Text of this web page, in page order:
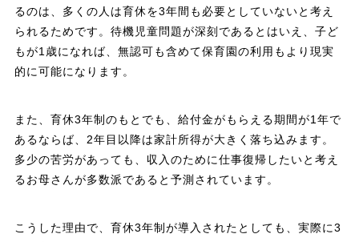
るのは、多くの人は育休を3年間も必要としていないと考え
られるためです。待機児童問題が深刻であるとはいえ、子ど
もが1歳になれば、無認可も含めて保育園の利用もより現実
的に可能になります。
また、育休3年制のもとでも、給付金がもらえる期間が1年で
あるならば、2年目以降は家計所得が大きく落ち込みます。
多少の苦労があっても、収入のために仕事復帰したいと考え
るお母さんが多数派であると予測されています。
こうした理由で、育休3年制が導入されたとしても、実際に3